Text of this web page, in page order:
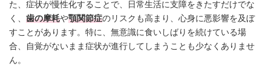
た、症状が慢性化することで、日常生活に支障をきたすだけでな
く、 歯の摩耗や顎関節症のリスクも高まり、心身に悪影響を及ぼ
すことがあります。特に、無意識に食いしばりを続けている場
合、自覚がないまま症状が進行してしまうことも少なくありませ
ん。